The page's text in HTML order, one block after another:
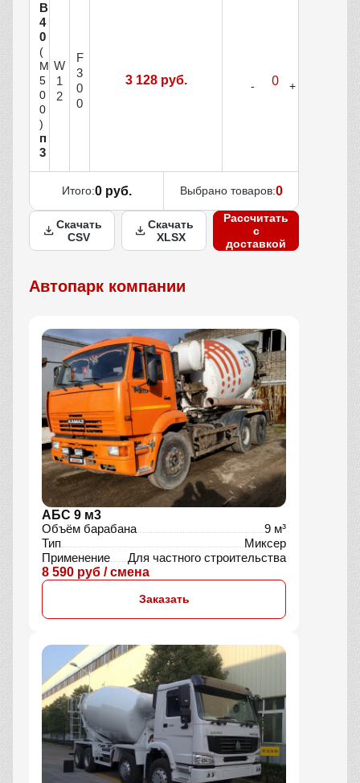
В
4
0
(
М
5
0
0
)
п
3
W
1
2
F
3
0
0
3 128 руб.
Итого:0 руб. Выбрано товаров:0
Скачать
CSV
Скачать
XLSX
Рассчитать
с
доставкой
Автопарк компании
АБС 9 м3
Объём барабана
9 м³
Тип
Миксер
Применение
Для частного строительства
8 590 руб / смена
Заказать